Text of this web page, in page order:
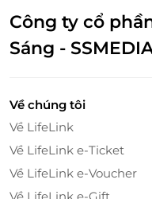
Công ty cổ
Sáng -
Về chúng tôi
Về LifeLink
Về LifeLink e-Ticket
Về LifeLink e-Voucher